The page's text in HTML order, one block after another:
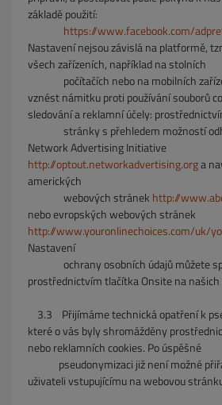
základě použití:
https://www.facebook.com/
Nastavení nejsou závislá na platformě,
všech zařízeních, například na stolních
počítačích nebo na mobilních
vznést námitku proti používání souborů
sledování a reklamní účely:
stránkys přehledem možností
Network Advertising Initiative
http://optout.networkadvertising.orga
amerických
webových stránek http://
nebo evropských webových stránek
http://www.youronlinechoices.com/uk/
Nastavení
ochrany osobních údajůmůžete
prostřednictvímtlačítka Onsite na
3.3
Přijímáme technická opatření k
které o vás byly shromážděny
nebo reklamních cookies. Po úspěšné
pseudonymizaci již není možné
uživateli vstupujícímu na webovou